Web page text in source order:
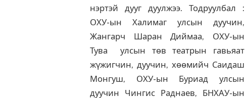
нэртэй дууг дуулжээ. Тодруулбал :
ОХУ-ын Халимаг улсын дуучин,
Жангарч Шаран Диймаа, ОХУ-ын
Тува улсын төв театрын гавьяат
жүжигчин, дуучин, хөөмийч Саидаш
Монгуш, ОХУ-ын Буриад улсын
дуучин Чингис Раднаев, БНХАУ-ын